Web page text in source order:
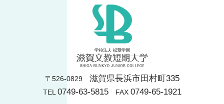
〒526-0829 滋賀県長浜市田村町335
TEL 0749-63-5815FAX 0749-65-1921